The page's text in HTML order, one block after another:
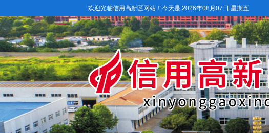
欢迎光临信用高新区网站！ 今天是 2026年08月07日 星期五